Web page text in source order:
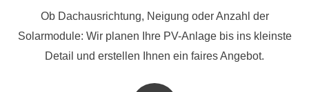
Ob Dachausrichtung, Neigung oder Anzahl der
Solarmodule: Wir planen Ihre PV-Anlage bis ins kleinste
Detail und erstellen Ihnen ein faires Angebot.